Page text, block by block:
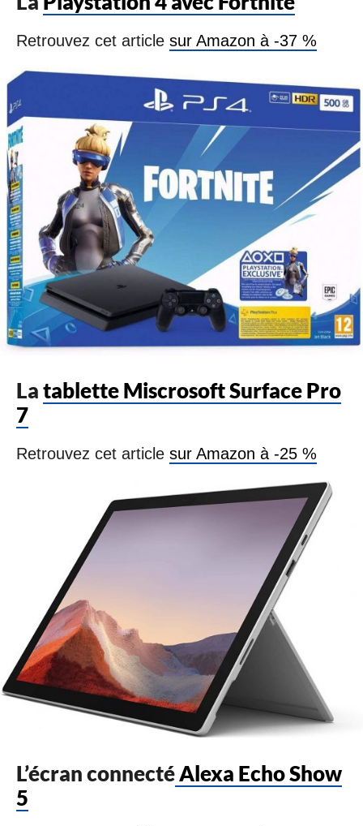
Retrouvez cet article sur Amazon à -37 %
La tablette Miscrosoft Surface Pro
7
Retrouvez cet article sur Amazon à -25 %
L’écran connecté Alexa Echo Show
5